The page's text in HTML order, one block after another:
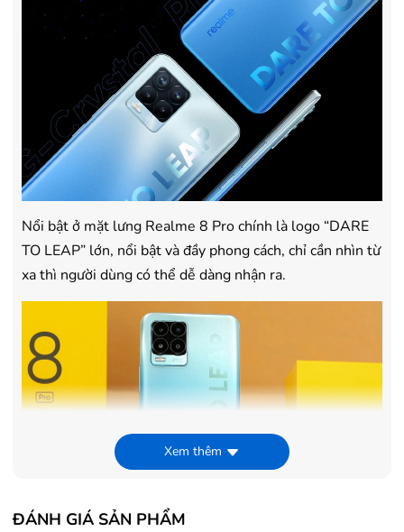
Nổi bật ở mặt lưng Realme 8 Pro chính là logo “DARE
TO LEAP” lớn, nổi bật và đầy phong cách, chỉ cần nhìn từ
xa thì người dùng có thể dễ dàng nhận ra.
Xem thêm
ĐÁNH GIÁ SẢN PHẨM